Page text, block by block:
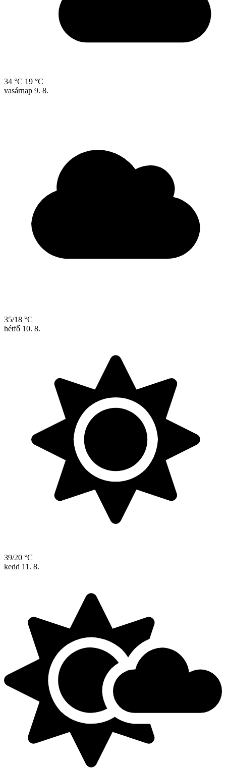
34 °C 19 °C
vasárnap 9. 8.
35/18 °C
hétfő 10. 8.
39/20 °C
kedd 11. 8.